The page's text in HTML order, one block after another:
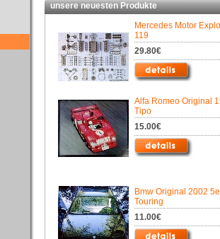
unsere neuesten Produkte
Mercedes Motor
119
29.80€
Alfa Romeo Original
Tipo
15.00€
Bmw Original 2002
Touring
11.00€